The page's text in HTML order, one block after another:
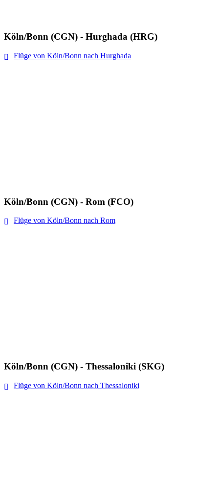
Köln/Bonn (CGN) - Hurghada (HRG)
Flüge von Köln/Bonn nach Hurghada
Köln/Bonn (CGN) - Rom (FCO)
Flüge von Köln/Bonn nach Rom
Köln/Bonn (CGN) - Thessaloniki (SKG)
Flüge von Köln/Bonn nach Thessaloniki